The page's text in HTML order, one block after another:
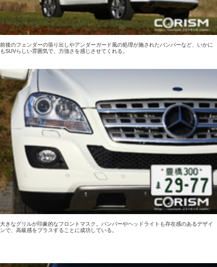
前後のフェンダーの張り出しやアンダーガード風の処理が施されたバンパーなど、いかに
もSUVらしい雰囲気で、力強さを感じさせてくれる。
大きなグリルが印象的なフロントマスク。バンパーやヘッドライトも存在感のあるデザイ
ンで、高級感をプラスすることに成功している。